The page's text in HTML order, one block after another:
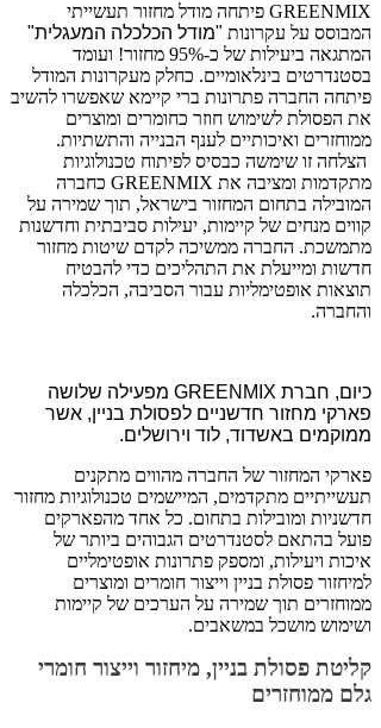
GREENMIX פיתחה מודל מחזור תעשייתי
המבוסס על עקרונות "מודל הכלכלה המעגלית"
המתגאה ביעילות של כ-95% מחזור! ועומד
בסטנדרטים בינלאומיים. כחלק מעקרונות המודל
פיתחה החברה פתרונות ברי קיימא שאפשרו להשיב
את הפסולת לשימוש חוזר כחומרים ומוצרים
ממוחזרים ואיכותיים לענף הבנייה והתשתיות.
הצלחה זו שימשה כבסיס לפיתוח טכנולוגיות
מתקדמות ומציבה את GREENMIX כחברה
המובילה בתחום המחזור בישראל, תוך שמירה על
קווים מנחים של קיימות, יעילות סביבתית וחדשנות
מתמשכת. החברה ממשיכה לקדם שיטות מחזור
חדשות ומייעלת את התהליכים כדי להבטיח
תוצאות אופטימליות עבור הסביבה, הכלכלה
והחברה.
כיום, חברת GREENMIX מפעילה שלושה
פארקי מחזור חדשניים לפסולת בניין, אשר
ממוקמים באשדוד, לוד וירושלים.
פארקי המחזור של החברה מהווים מתקנים
תעשייתיים מתקדמים, המיישמים טכנולוגיות מחזור
חדשניות ומובילות בתחום. כל אחד מהפארקים
פועל בהתאם לסטנדרטים הגבוהים ביותר של
איכות ויעילות, ומספק פתרונות אופטימליים
למיחזור פסולת בניין וייצור חומרים ומוצרים
ממוחזרים תוך שמירה על הערכים של קיימות
ושימוש מושכל במשאבים.
קליטת פסולת בניין, מיחזור וייצור חומרי
גלם ממוחזרים